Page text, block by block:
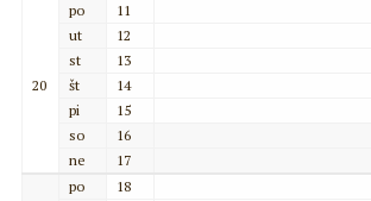
20
po
11
ut
12
st
13
št
14
pi
15
so
16
ne
17
po
18